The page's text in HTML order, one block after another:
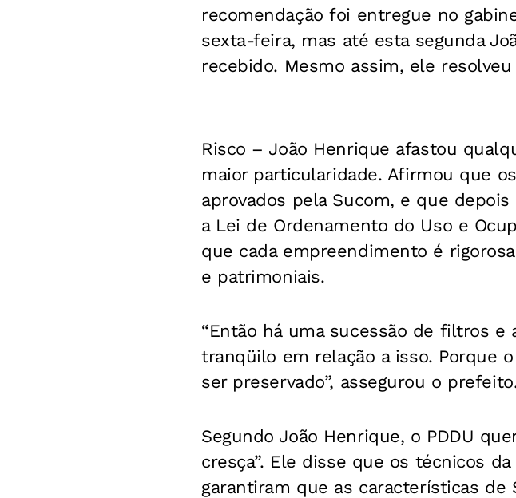
recomendação foi entregue no
sexta-feira, mas até esta segunda
recebido. Mesmo assim, ele
Risco – João Henrique afastou
maior particularidade. Afirmou que
aprovados pela Sucom, e que
a Lei de Ordenamento do Uso e
que cada empreendimento é
e patrimoniais.
“Então há uma sucessão de filtros
tranqüilo em relação a isso. Porque
ser preservado”, assegurou o
Segundo João Henrique, o PDDU
cresça”. Ele disse que os técnicos
garantiram que as características de